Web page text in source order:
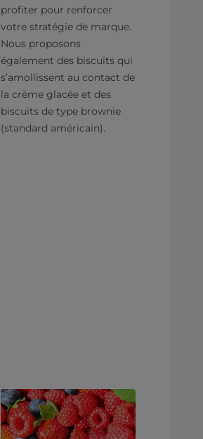
profiter pour renforcer
votre stratégie de marque.
Nous proposons
également des biscuits qui
s’amollissent au contact de
la crème glacée et des
biscuits de type brownie
(standard américain).